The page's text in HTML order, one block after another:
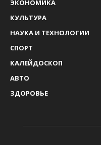
ЭКОНОМИКА
КУЛЬТУРА
НАУКА И ТЕХНОЛОГИИ
СПОРТ
КАЛЕЙДОСКОП
АВТО
ЗДОРОВЬЕ